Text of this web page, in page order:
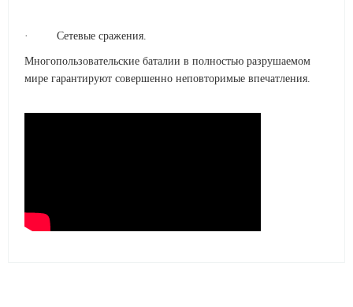
· Сетевые сражения.
Многопользовательские баталии в полностью разрушаемом
мире гарантируют совершенно неповторимые впечатления.